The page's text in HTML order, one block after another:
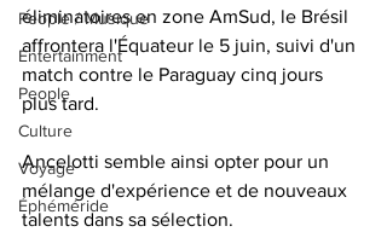
People / Musique
Entertainment
People
Culture
Voyage
Éphéméride
éliminatoires en zone AmSud, le Brésil
affrontera l'Équateur le 5 juin, suivi d'un
match contre le Paraguay cinq jours
plus tard.
Ancelotti semble ainsi opter pour un
mélange d'expérience et de nouveaux
talents dans sa sélection.